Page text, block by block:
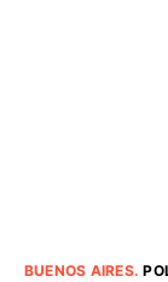
BUENOS AIRES.